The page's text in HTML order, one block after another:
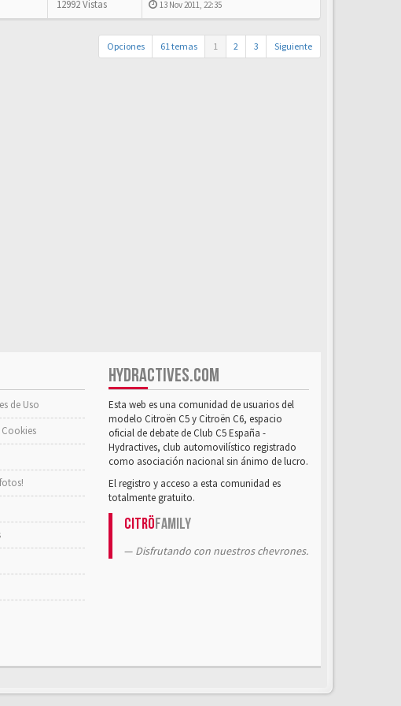
12992 Vistas
13 Nov 2011, 22:35
Opciones 61 temas 1 2 3 Siguiente
de Uso
HYDRACTIVES.COM
Esta web es una comunidad de usuarios del
modelo Citroën C5 y Citroën C6, espacio
oficial de debate de Club C5 España -
Hydractives, club automovilístico registrado
como asociación nacional sin ánimo de lucro.
El registro y acceso a esta comunidad es
totalmente gratuito.
CitröFamily
Disfrutando con nuestros chevrones.